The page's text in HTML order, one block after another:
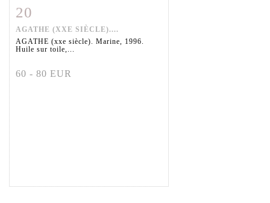
Fiche détaillée
20
AGATHE (XXE SIÈCLE)....
AGATHE (xxe siècle). Marine, 1996.
Huile sur toile,...
60 - 80 EUR